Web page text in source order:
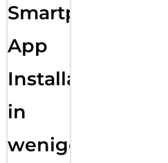
Smartphone
App
Installation
in
wenigen